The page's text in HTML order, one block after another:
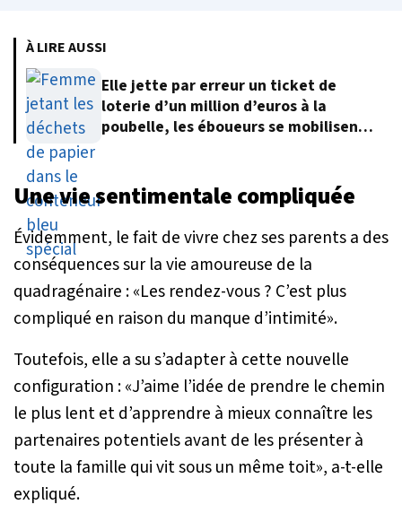
À LIRE AUSSI
Elle jette par erreur un ticket de
loterie d’un million d’euros à la
poubelle, les éboueurs se mobilisent
Une vie sentimentale compliquée
Évidemment, le fait de vivre chez ses parents a des
conséquences sur la vie amoureuse de la
quadragénaire : «Les rendez-vous ? C’est plus
compliqué en raison du manque d’intimité».
Toutefois, elle a su s’adapter à cette nouvelle
configuration : «J’aime l’idée de prendre le chemin
le plus lent et d’apprendre à mieux connaître les
partenaires potentiels avant de les présenter à
toute la famille qui vit sous un même toit», a-t-elle
expliqué.